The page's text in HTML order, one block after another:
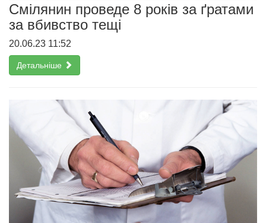
Смілянин проведе 8 років за ґратами
за вбивство тещі
20.06.23 11:52
Детальніше